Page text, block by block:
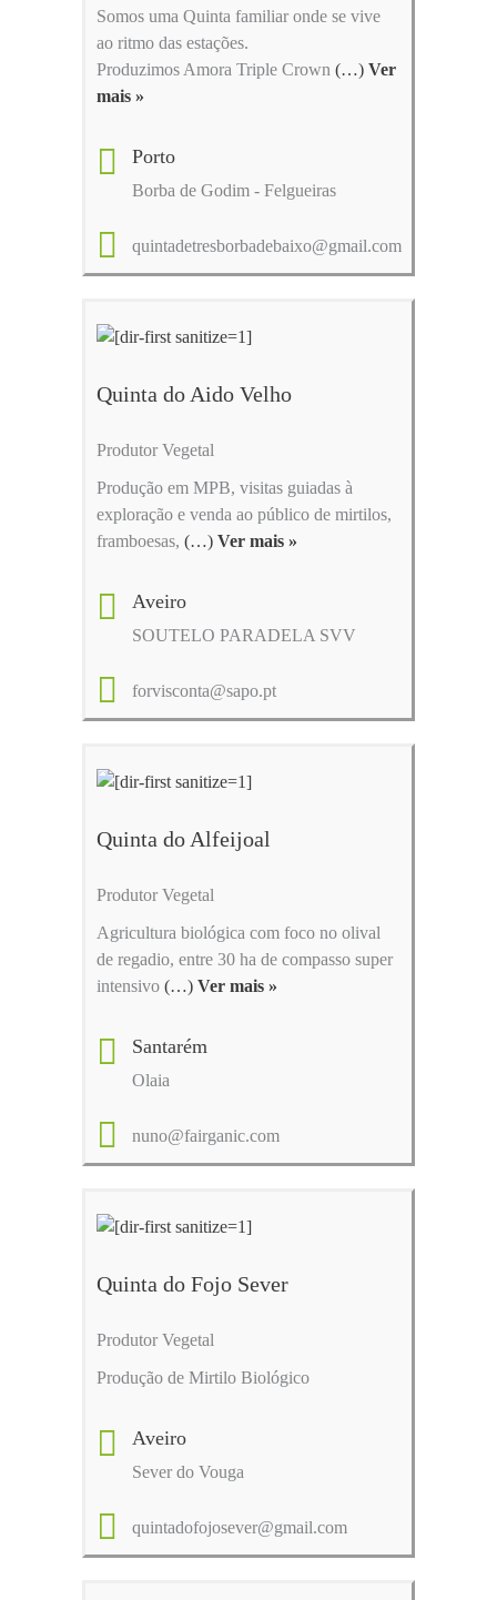
Somos uma Quinta familiar onde se vive
ao ritmo das estações.
Produzimos Amora Triple Crown (…) Ver
mais »
Porto
Borba de Godim - Felgueiras
quintadetresborbadebaixo@gmail.com
Quinta do Aido Velho
Produtor Vegetal
Produção em MPB, visitas guiadas à
exploração e venda ao público de mirtilos,
framboesas, (…) Ver mais »
Aveiro
SOUTELO PARADELA SVV
forvisconta@sapo.pt
Quinta do Alfeijoal
Produtor Vegetal
Agricultura biológica com foco no olival
de regadio, entre 30 ha de compasso super
intensivo (…) Ver mais »
Santarém
Olaia
nuno@fairganic.com
Quinta do Fojo Sever
Produtor Vegetal
Produção de Mirtilo Biológico
Aveiro
Sever do Vouga
quintadofojosever@gmail.com